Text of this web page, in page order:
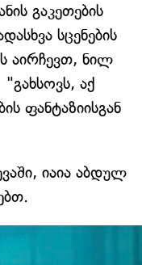
გაკეთების
სცენების
აირჩევთ, ნილ
"გახსოვს, აქ
ფანტაზიისგან
იაია აბდულ